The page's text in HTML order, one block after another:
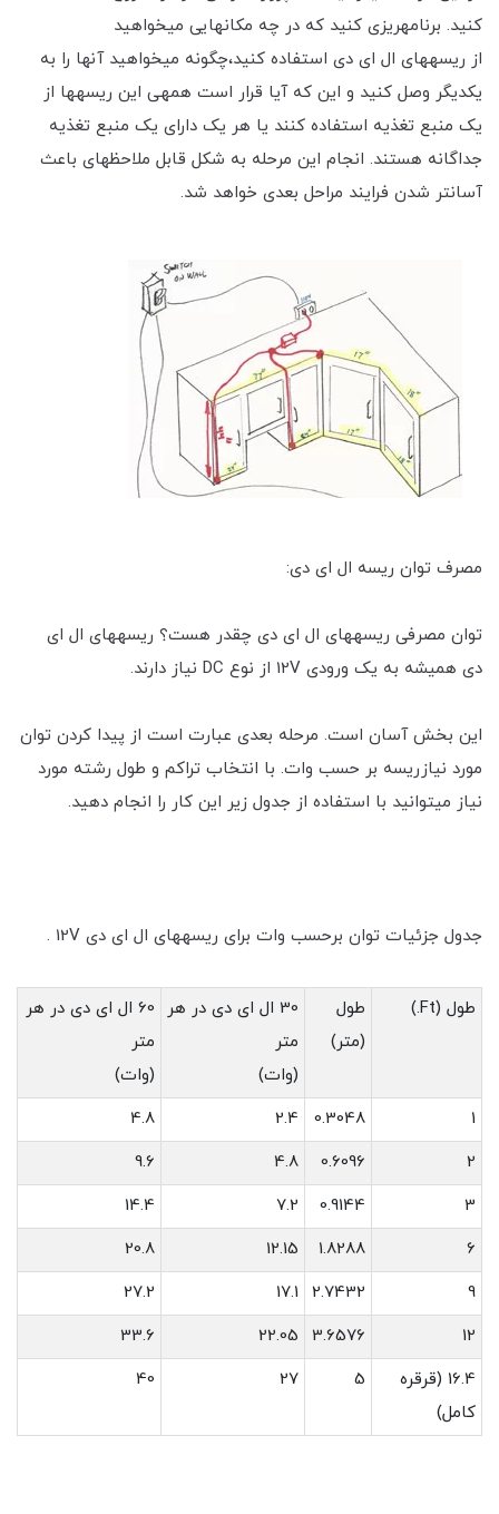
کنید. برنامه‎ریزی کنید که در چه مکان‎هایی می‎خواهید
از ریسه‎های ال ای دی استفاده کنید،چگونه می‎خواهید آنها را به
یکدیگر وصل کنید و این که آیا قرار است همه‎ی این ریسه‎ها از
یک منبع تغذیه استفاده کنند یا هر یک دارای یک منبع تغذیه
جداگانه هستند. انجام این مرحله به شکل قابل ملاحظه‎ای باعث
آسان‎تر شدن فرایند مراحل بعدی خواهد شد.
مصرف توان ریسه ال ای دی:
توان مصرفی ریسه‎های ال ای دی چقدر هست؟ ریسه‎های ال ای
دی همیشه به یک ورودی 12V از نوع DC نیاز دارند.
این بخش آسان است. مرحله بعدی عبارت است از پیدا کردن توان
مورد نیازریسه بر حسب وات. با انتخاب تراکم و طول رشته مورد
نیاز می‎توانید با استفاده از جدول زیر این کار را انجام دهید.
جدول جزئیات توان برحسب وات برای ریسه‎های ال ای دی 12V .
طول (Ft.)
طول
(متر)
30 ال ای دی در هر
متر
(وات)
60 ال ای دی در هر
متر
(وات)
1
0.3048
2.4
4.8
2
0.6096
4.8
9.6
3
0.9144
7.2
14.4
6
1.8288
12.15
20.8
9
2.7432
17.1
27.2
12
3.6576
22.05
33.6
16.4 (قرقره
کامل)
5
27
40